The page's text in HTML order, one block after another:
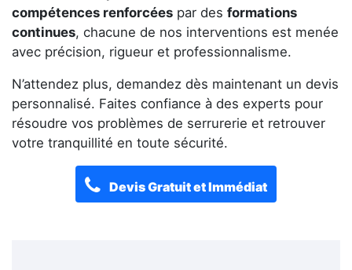
compétences renforcées par des formations
continues, chacune de nos interventions est menée
avec précision, rigueur et professionnalisme.
N’attendez plus, demandez dès maintenant un devis
personnalisé. Faites confiance à des experts pour
résoudre vos problèmes de serrurerie et retrouver
votre tranquillité en toute sécurité.
Devis Gratuit et Immédiat